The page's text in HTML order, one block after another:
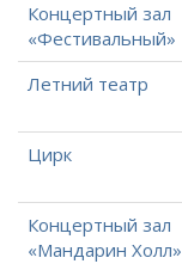
Концертный зал
«Фестивальный»
Летний театр
Цирк
Концертный зал
«Мандарин Холл»